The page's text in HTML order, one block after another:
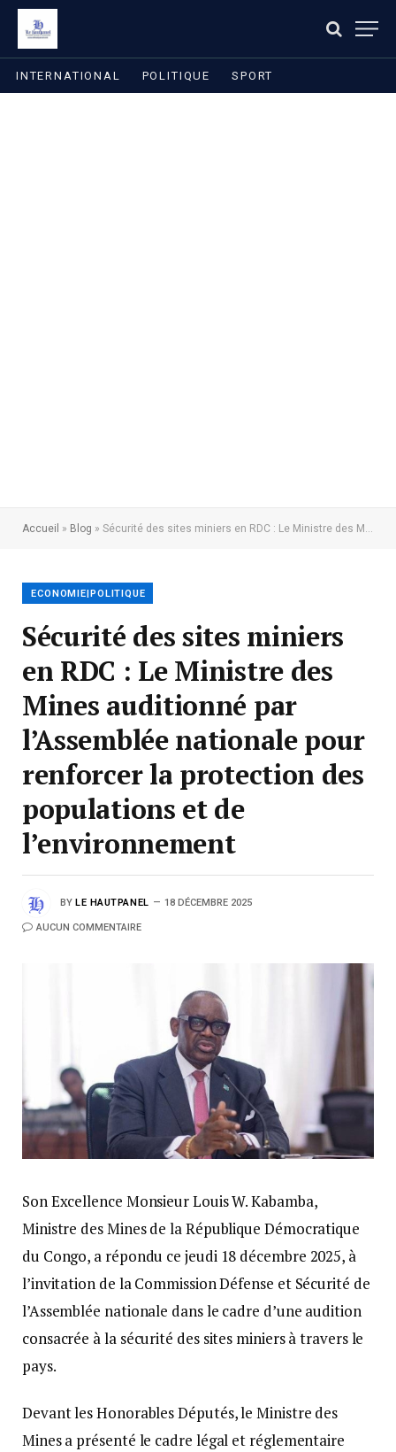
INTERNATIONAL POLITIQUE SPORT
Accueil » Blog » Sécurité des sites miniers en RDC : Le Ministre des Mines auditionné par l’Assemblée nationale pour renforcer la protection des populations et de l’environnement
ECONOMIE|POLITIQUE
Sécurité des sites miniers
en RDC : Le Ministre des
Mines auditionné par
l’Assemblée nationale pour
renforcer la protection des
populations et de
l’environnement
BY LE HAUTPANEL 18 DÉCEMBRE 2025
AUCUN COMMENTAIRE
Son Excellence Monsieur Louis W. Kabamba,
Ministre des Mines de la République Démocratique
du Congo, a répondu ce jeudi 18 décembre 2025, à
l’invitation de la Commission Défense et Sécurité de
l’Assemblée nationale dans le cadre d’une audition
consacrée à la sécurité des sites miniers à travers le
pays.
Devant les Honorables Députés, le Ministre des
Mines a présenté le cadre légal et réglementaire